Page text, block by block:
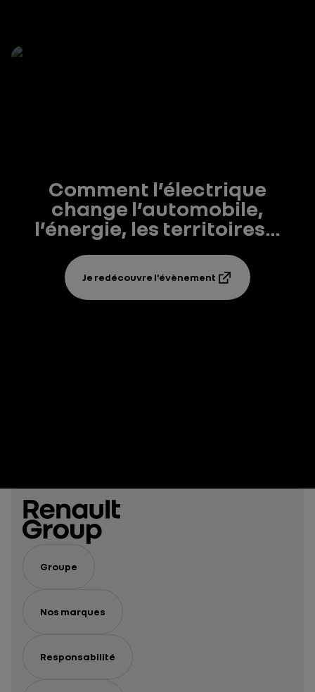
Comment l’électrique
change l’automobile,
l’énergie, les territoires…
Je redécouvre l'évènement
Groupe
Nos marques
Responsabilité